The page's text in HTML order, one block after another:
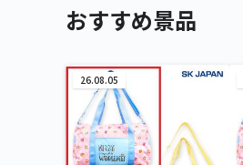
おすすめ景品
26.08.05